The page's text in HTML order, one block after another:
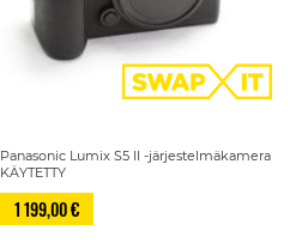
Panasonic Lumix S5 II -järjestelmäkamera
KÄYTETTY
1 199,00 €